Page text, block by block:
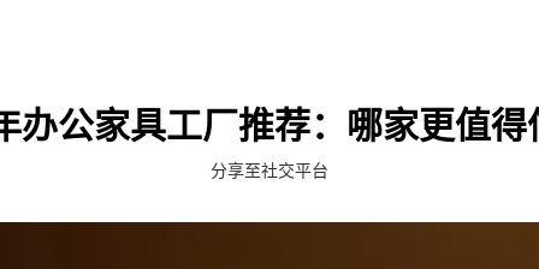
办公家具工厂推荐：哪家更值得
分享至社交平台